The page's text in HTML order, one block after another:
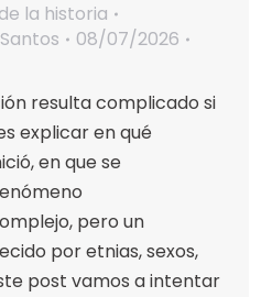
la historia
08/07/2026
resulta complicado si
explicar en qué
en que se
pero un
por etnias, sexos,
post vamos a intentar